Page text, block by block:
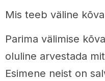
Mis teeb väline
Parima välimise
oluline arvestada
Esimene neist on